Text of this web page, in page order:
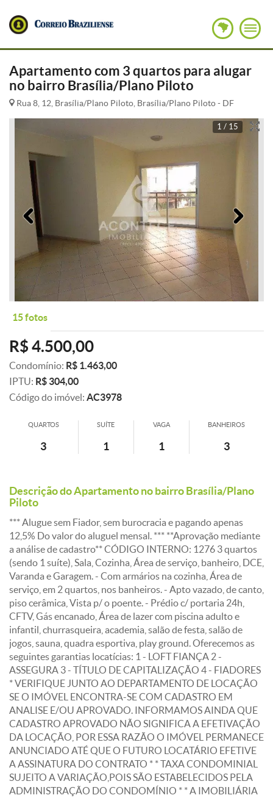
Apartamento com 3 quartos para alugar
no bairro Brasília/Plano Piloto
Rua 8, 12, Brasília/Plano Piloto, Brasília/Plano Piloto - DF
1 / 15
Anterior
15 fotos
R$ 4.500,00
Condomínio: R$ 1.463,00
IPTU: R$ 304,00
Código do imóvel: AC3978
QUARTOS
3
SUÍTE
1
VAGA
1
BANHEIROS
3
Descrição do Apartamento no bairro Brasília/Plano
Piloto
*** Alugue sem Fiador, sem burocracia e pagando apenas
12,5% Do valor do aluguel mensal. *** **Aprovação mediante
a análise de cadastro** CÓDIGO INTERNO: 1276 3 quartos
(sendo 1 suíte), Sala, Cozinha, Área de serviço, banheiro, DCE,
Varanda e Garagem. - Com armários na cozinha, Área de
serviço, em 2 quartos, nos banheiros. - Apto vazado, de canto,
piso cerâmica, Vista p/ o poente. - Prédio c/ portaria 24h,
CFTV, Gás encanado, Área de lazer com piscina adulto e
infantil, churrasqueira, academia, salão de festa, salão de
jogos, sauna, quadra esportiva, play ground. Oferecemos as
seguintes garantias locatícias: 1 - LOFT FIANÇA 2 -
ASSEGURA 3 - TÍTULO DE CAPITALIZAÇÃO 4 - FIADORES
* VERIFIQUE JUNTO AO DEPARTAMENTO DE LOCAÇÃO
SE O IMÓVEL ENCONTRA-SE COM CADASTRO EM
ANALISE E/OU APROVADO. INFORMAMOS AINDA QUE
CADASTRO APROVADO NÃO SIGNIFICA A EFETIVAÇÃO
DA LOCAÇÃO, POR ESSA RAZÃO O IMÓVEL PERMANECE
ANUNCIADO ATÉ QUE O FUTURO LOCATÁRIO EFETIVE
A ASSINATURA DO CONTRATO * * TAXA CONDOMINIAL
SUJEITO A VARIAÇÃO,POIS SÃO ESTABELECIDOS PELA
ADMINISTRAÇÃO DO CONDOMÍNIO * * A IMOBILIÁRIA